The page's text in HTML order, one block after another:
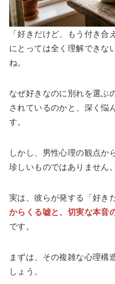
「好きだけど、もう付き
にとっては全く理解できな
ね。
なぜ好きなのに別れを選ぶ
されているのかと、深く悩
す。
しかし、男性心理の観点か
珍しいものではありません。
実は、彼らが発する「好き
からくる嘘と、切実な本音
です。
まずは、その複雑な心理構
しょう。